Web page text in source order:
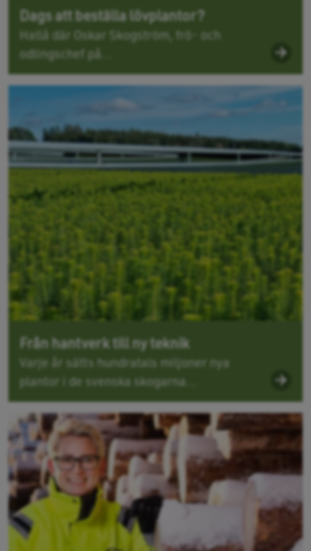
Dags att beställa lövplantor?
Hallå där Oskar Skogström, frö- och
odlingschef på...
Från hantverk till ny teknik
Varje år sätts hundratals miljoner nya
plantor i de svenska skogarna...